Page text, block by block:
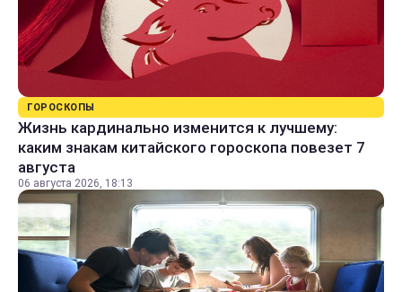
ГОРОСКОПЫ
Жизнь кардинально изменится к лучшему:
каким знакам китайского гороскопа повезет 7
августа
06 августа 2026, 18:13